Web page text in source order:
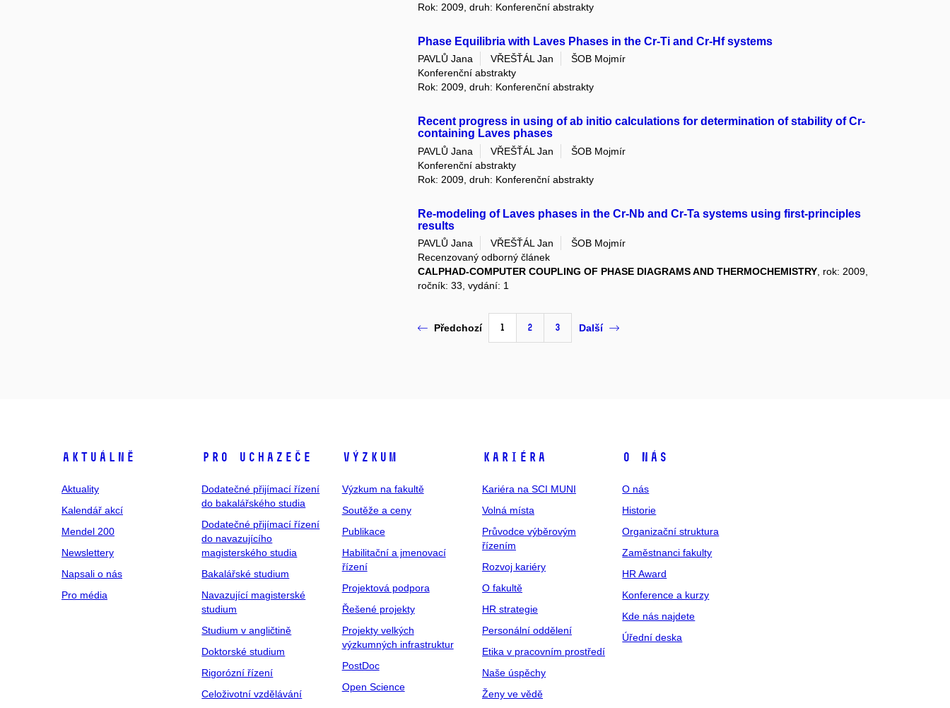
Rok: 2009, druh: Konferenční abstrakty
Phase Equilibria with Laves Phases in the Cr-Ti and Cr-Hf systems
PAVLŮ Jana VŘEŠŤÁL Jan
ŠOB Mojmír
Konferenční abstrakty
Rok: 2009, druh: Konferenční abstrakty
Recent progress in using of ab initio calculations for determination of stability of Cr-
containing Laves phases
PAVLŮ Jana VŘEŠŤÁL Jan
ŠOB Mojmír
Konferenční abstrakty
Rok: 2009, druh: Konferenční abstrakty
Re-modeling of Laves phases in the Cr-Nb and Cr-Ta systems using first-principles
results
PAVLŮ Jana VŘEŠŤÁL Jan
ŠOB Mojmír
Recenzovaný odborný článek
CALPHAD-COMPUTER COUPLING OF PHASE DIAGRAMS AND THERMOCHEMISTRY , rok: 2009,
ročník: 33, vydání: 1
Předchozí 1 2 3 Další
Aktuálně
Aktuality
Kalendář akcí
Mendel 200
Newslettery
Napsali o nás
Pro média
Pro uchazeče
Dodatečné přijímací řízení
do bakalářského studia
Dodatečné přijímací řízení
do navazujícího
magisterského studia
Bakalářské studium
Navazující magisterské
studium
Studium v angličtině
Doktorské studium
Rigorózní řízení
Celoživotní vzdělávání
Výzkum
Výzkum na fakultě
Soutěže a ceny
Publikace
Habilitační a jmenovací
řízení
Projektová podpora
Řešené projekty
Projekty velkých
výzkumných infrastruktur
PostDoc
Open Science
Kariéra
Kariéra na SCI MUNI
Volná místa
Průvodce výběrovým
řízením
Rozvoj kariéry
O fakultě
HR strategie
Personální oddělení
Etika v pracovním prostředí
Naše úspěchy
Ženy ve vědě
O nás
O nás
Historie
Organizační struktura
Zaměstnanci fakulty
HR Award
Konference a kurzy
Kde nás najdete
Úřední deska